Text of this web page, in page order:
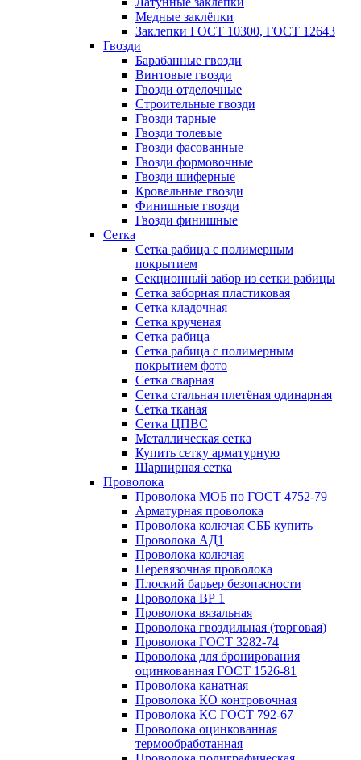
Медные заклёпки
Заклепки ГОСТ 10300, ГОСТ 12643
Гвозди
Барабанные гвозди
Винтовые гвозди
Гвозди отделочные
Строительные гвозди
Гвозди тарные
Гвозди толевые
Гвозди фасованные
Гвозди формовочные
Гвозди шиферные
Кровельные гвозди
Финишные гвозди
Гвозди финишные
Сетка
Сетка рабица с полимерным
покрытием
Секционный забор из сетки рабицы
Сетка заборная пластиковая
Сетка кладочная
Сетка крученая
Сетка рабица
Сетка рабица с полимерным
покрытием фото
Сетка сварная
Сетка стальная плетёная одинарная
Сетка тканая
Сетка ЦПВС
Металлическая сетка
Купить сетку арматурную
Шарнирная сетка
Проволока
Проволока МОБ по ГОСТ 4752-79
Арматурная проволока
Проволока колючая СББ купить
Проволока АД1
Проволока колючая
Перевязочная проволока
Плоский барьер безопасности
Проволока ВР 1
Проволока вязальная
Проволока гвоздильная (торговая)
Проволока ГОСТ 3282-74
Проволока для бронирования
оцинкованная ГОСТ 1526-81
Проволока канатная
Проволока КО контровочная
Проволока КС ГОСТ 792-67
Проволока оцинкованная
термообработанная